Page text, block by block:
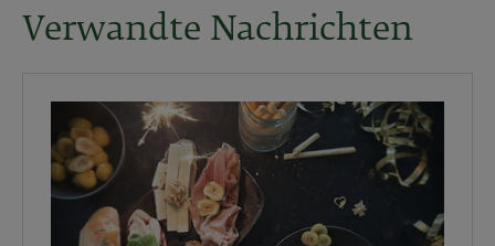
Verwandte Nachrichten